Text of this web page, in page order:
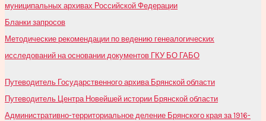
муниципальных архивах Российской Федерации
Бланки запросов
Методические рекомендации по ведению генеалогических
исследований на основании документов ГКУ БО ГАБО
Путеводитель Государственного архива Брянской области
Путеводитель Центра Новейшей истории Брянской области
Административно-территориальное деление Брянского края за 1916-